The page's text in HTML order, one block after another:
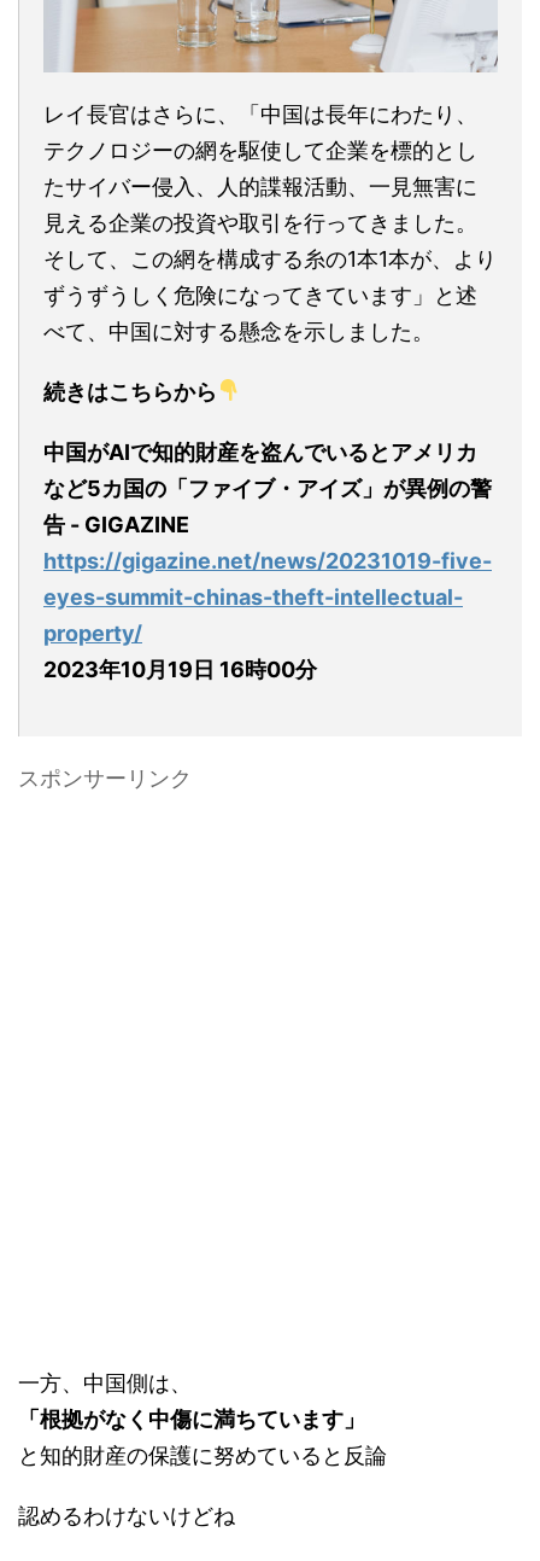
レイ長官はさらに、「中国は長年にわたり、
テクノロジーの網を駆使して企業を標的とし
たサイバー侵入、人的諜報活動、一見無害に
見える企業の投資や取引を行ってきました。
そして、この網を構成する糸の1本1本が、より
ずうずうしく危険になってきています」と述
べて、中国に対する懸念を示しました。
続きはこちらから
中国がAIで知的財産を盗んでいるとアメリカ
など5カ国の「ファイブ・アイズ」が異例の警
告 - GIGAZINE
https://gigazine.net/news/20231019-five-
eyes-summit-chinas-theft-intellectual-
property/
2023年10月19日 16時00分
スポンサーリンク
一方、中国側は、
「根拠がなく中傷に満ちています」
と知的財産の保護に努めていると反論
認めるわけないけどね